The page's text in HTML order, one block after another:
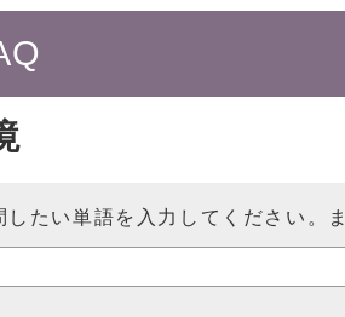
したい単語を入力してください。